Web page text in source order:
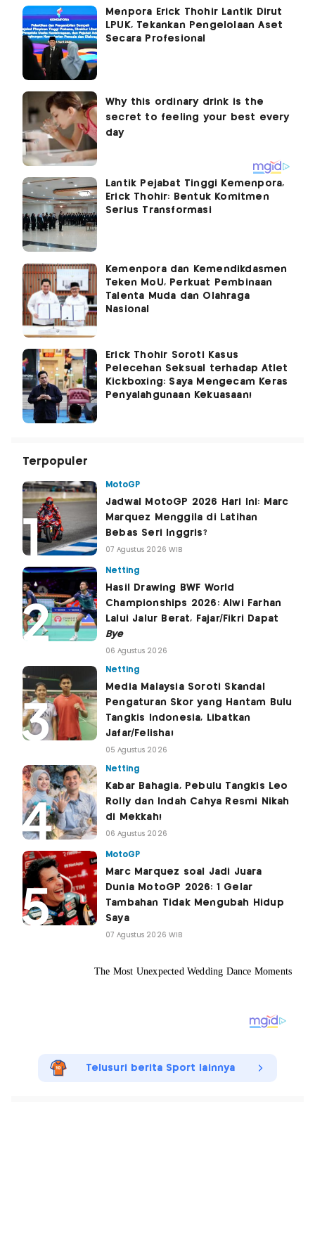
Menpora Erick Thohir Lantik Dirut
LPUK, Tekankan Pengelolaan Aset
Secara Profesional
Lantik Pejabat Tinggi Kemenpora,
Erick Thohir: Bentuk Komitmen
Serius Transformasi
Kemenpora dan Kemendikdasmen
Teken MoU, Perkuat Pembinaan
Talenta Muda dan Olahraga
Nasional
Erick Thohir Soroti Kasus
Pelecehan Seksual terhadap Atlet
Kickboxing: Saya Mengecam Keras
Penyalahgunaan Kekuasaan!
Terpopuler
MotoGP
Jadwal MotoGP 2026 Hari Ini: Marc
Marquez Menggila di Latihan
Bebas Seri Inggris?
07 Agustus 2026 WIB
Netting
Hasil Drawing BWF World
Championships 2026: Alwi Farhan
Lalui Jalur Berat, Fajar/Fikri Dapat
Bye
06 Agustus 2026
Netting
Media Malaysia Soroti Skandal
Pengaturan Skor yang Hantam Bulu
Tangkis Indonesia, Libatkan
Jafar/Felisha!
05 Agustus 2026
Netting
Kabar Bahagia, Pebulu Tangkis Leo
Rolly dan Indah Cahya Resmi Nikah
di Mekkah!
06 Agustus 2026
MotoGP
Marc Marquez soal Jadi Juara
Dunia MotoGP 2026: 1 Gelar
Tambahan Tidak Mengubah Hidup
Saya
07 Agustus 2026 WIB
Telusuri berita Sport lainnya